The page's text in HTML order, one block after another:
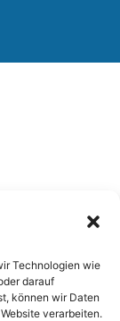
Technologien wie
darauf
können wir Daten
verarbeiten.